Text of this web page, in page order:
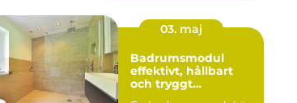
03. maj
Badrumsmodul
effektivt, hållbart
och tryggt